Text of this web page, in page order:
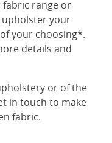
range or
upholster your
your choosing*.
details and
or of the
in touch to make
fabric.